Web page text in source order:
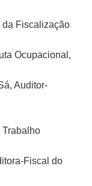
da Fiscalização
Ocupacional,
Auditor-
Trabalho
Fiscal do